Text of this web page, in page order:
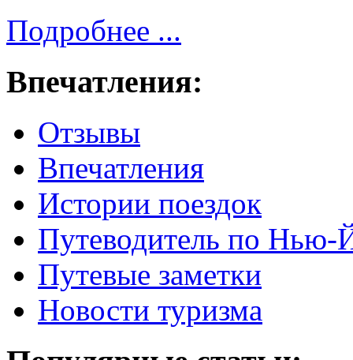
Подробнее ...
Впечатления:
Отзывы
Впечатления
Истории поездок
Путеводитель по Нью-
Путевые заметки
Новости туризма